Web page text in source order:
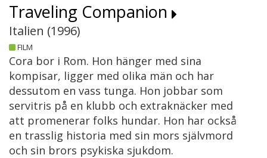
Traveling Companion
Italien (1996)
FILM
Cora bor i Rom. Hon hänger med sina
kompisar, ligger med olika män och har
dessutom en vass tunga. Hon jobbar som
servitris på en klubb och extraknäcker med
att promenerar folks hundar. Hon har också
en trasslig historia med sin mors självmord
och sin brors psykiska sjukdom.